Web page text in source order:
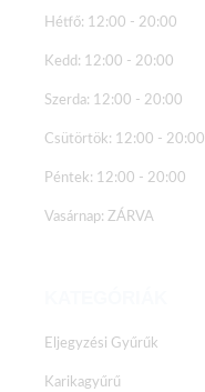
Hétfő: 12:00 - 20:00
Kedd: 12:00 - 20:00
Szerda: 12:00 - 20:00
Csütörtök: 12:00 - 20:00
Péntek: 12:00 - 20:00
Vasárnap: ZÁRVA
Eljegyzési Gyűrűk
Karikagyűrű